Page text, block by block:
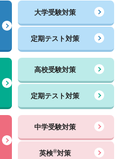
大学受験対策
定期テスト対策
高校受験対策
定期テスト対策
中学受験対策
英検®対策